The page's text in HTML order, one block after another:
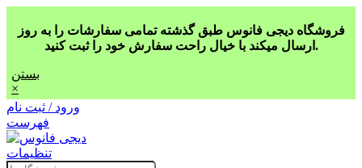
فروشگاه دیجی فانوس طبق گذشته تمامی سفارشات را به روز
ارسال میکند با خیال راحت سفارش خود را ثبت کنید.
بستن
×
ورود / ثبت نام
فهرست
تنظیمات